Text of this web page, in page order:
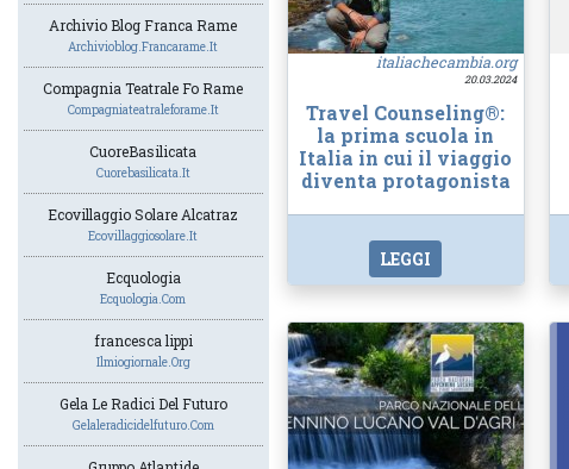
Archivio Blog Franca Rame
Archivioblog.francarame.it
Compagnia Teatrale Fo Rame
Compagniateatraleforame.it
CuoreBasilicata
Cuorebasilicata.it
Ecovillaggio Solare Alcatraz
Ecovillaggiosolare.it
Ecquologia
Ecquologia.com
francesca lippi
Ilmiogiornale.org
Gela Le Radici Del Futuro
Gelaleradicidelfuturo.com
italiachecambia.org
20.03.2024
Travel Counseling®:
la prima scuola in
Italia in cui il viaggio
diventa protagonista
LEGGI